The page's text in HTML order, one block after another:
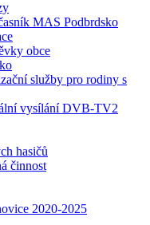
MAS Podbrdsko
obce
služby pro rodiny s
vysílání DVB-TV2
hasičů
činnost
2020-2025